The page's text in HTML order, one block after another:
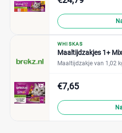
WHISKAS
Maaltijdzakjes 1+
Maaltijdzakje van 1,02
€7,65